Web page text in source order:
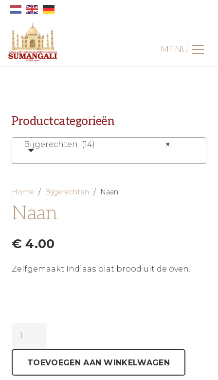
MENU
Productcategorieën
×
Bijgerechten (14)
Home / Bijgerechten / Naan
Naan
€ 4.00
Zelfgemaakt Indiaas plat brood uit de oven.
TOEVOEGEN AAN WINKELWAGEN